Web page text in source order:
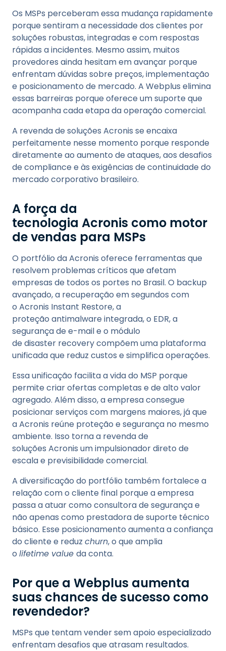
Os MSPs perceberam essa mudança rapidamente
porque sentiram a necessidade dos clientes por
soluções robustas, integradas e com respostas
rápidas a incidentes. Mesmo assim, muitos
provedores ainda hesitam em avançar porque
enfrentam dúvidas sobre preços, implementação
e posicionamento de mercado. A Webplus elimina
essas barreiras porque oferece um suporte que
acompanha cada etapa da operação comercial.
A revenda de soluções Acronis se encaixa
perfeitamente nesse momento porque responde
diretamente ao aumento de ataques, aos desafios
de compliance e às exigências de continuidade do
mercado corporativo brasileiro.
A força da
tecnologia Acronis como motor
de vendas para MSPs
O portfólio da Acronis oferece ferramentas que
resolvem problemas críticos que afetam
empresas de todos os portes no Brasil. O backup
avançado, a recuperação em segundos com
o Acronis Instant Restore, a
proteção antimalware integrada, o EDR, a
segurança de e-mail e o módulo
de disaster recovery compõem uma plataforma
unificada que reduz custos e simplifica operações.
Essa unificação facilita a vida do MSP porque
permite criar ofertas completas e de alto valor
agregado. Além disso, a empresa consegue
posicionar serviços com margens maiores, já que
a Acronis reúne proteção e segurança no mesmo
ambiente. Isso torna a revenda de
soluções Acronis um impulsionador direto de
escala e previsibilidade comercial.
A diversificação do portfólio também fortalece a
relação com o cliente final porque a empresa
passa a atuar como consultora de segurança e
não apenas como prestadora de suporte técnico
básico. Esse posicionamento aumenta a confiança
do cliente e reduz churn, o que amplia
o lifetime value da conta.
Por que a Webplus aumenta
suas chances de sucesso como
revendedor?
MSPs que tentam vender sem apoio especializado
enfrentam desafios que atrasam resultados.